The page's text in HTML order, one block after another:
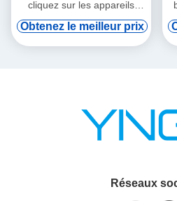
cliquez sur les appareils
audio tourne-tourne
Obtenez le meilleur prix
Réseaux